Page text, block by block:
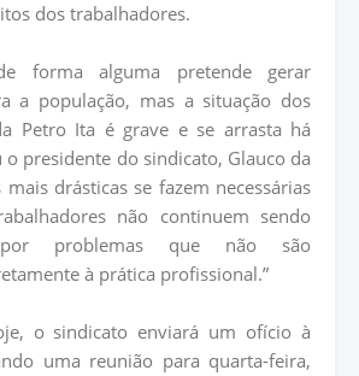
dos trabalhadores.
forma alguma pretende gerar
a população, mas a situação dos
Petro Ita é grave e se arrasta há
o presidente do sindicato, Glauco da
mais drásticas se fazem necessárias
não continuem sendo
por problemas que não são
à prática profissional.”
o sindicato enviará um ofício à
uma reunião para quarta-feira,